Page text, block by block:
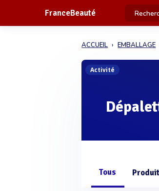
FranceBeauté
ACCUEIL EMBALLAGE
Activité
Tous